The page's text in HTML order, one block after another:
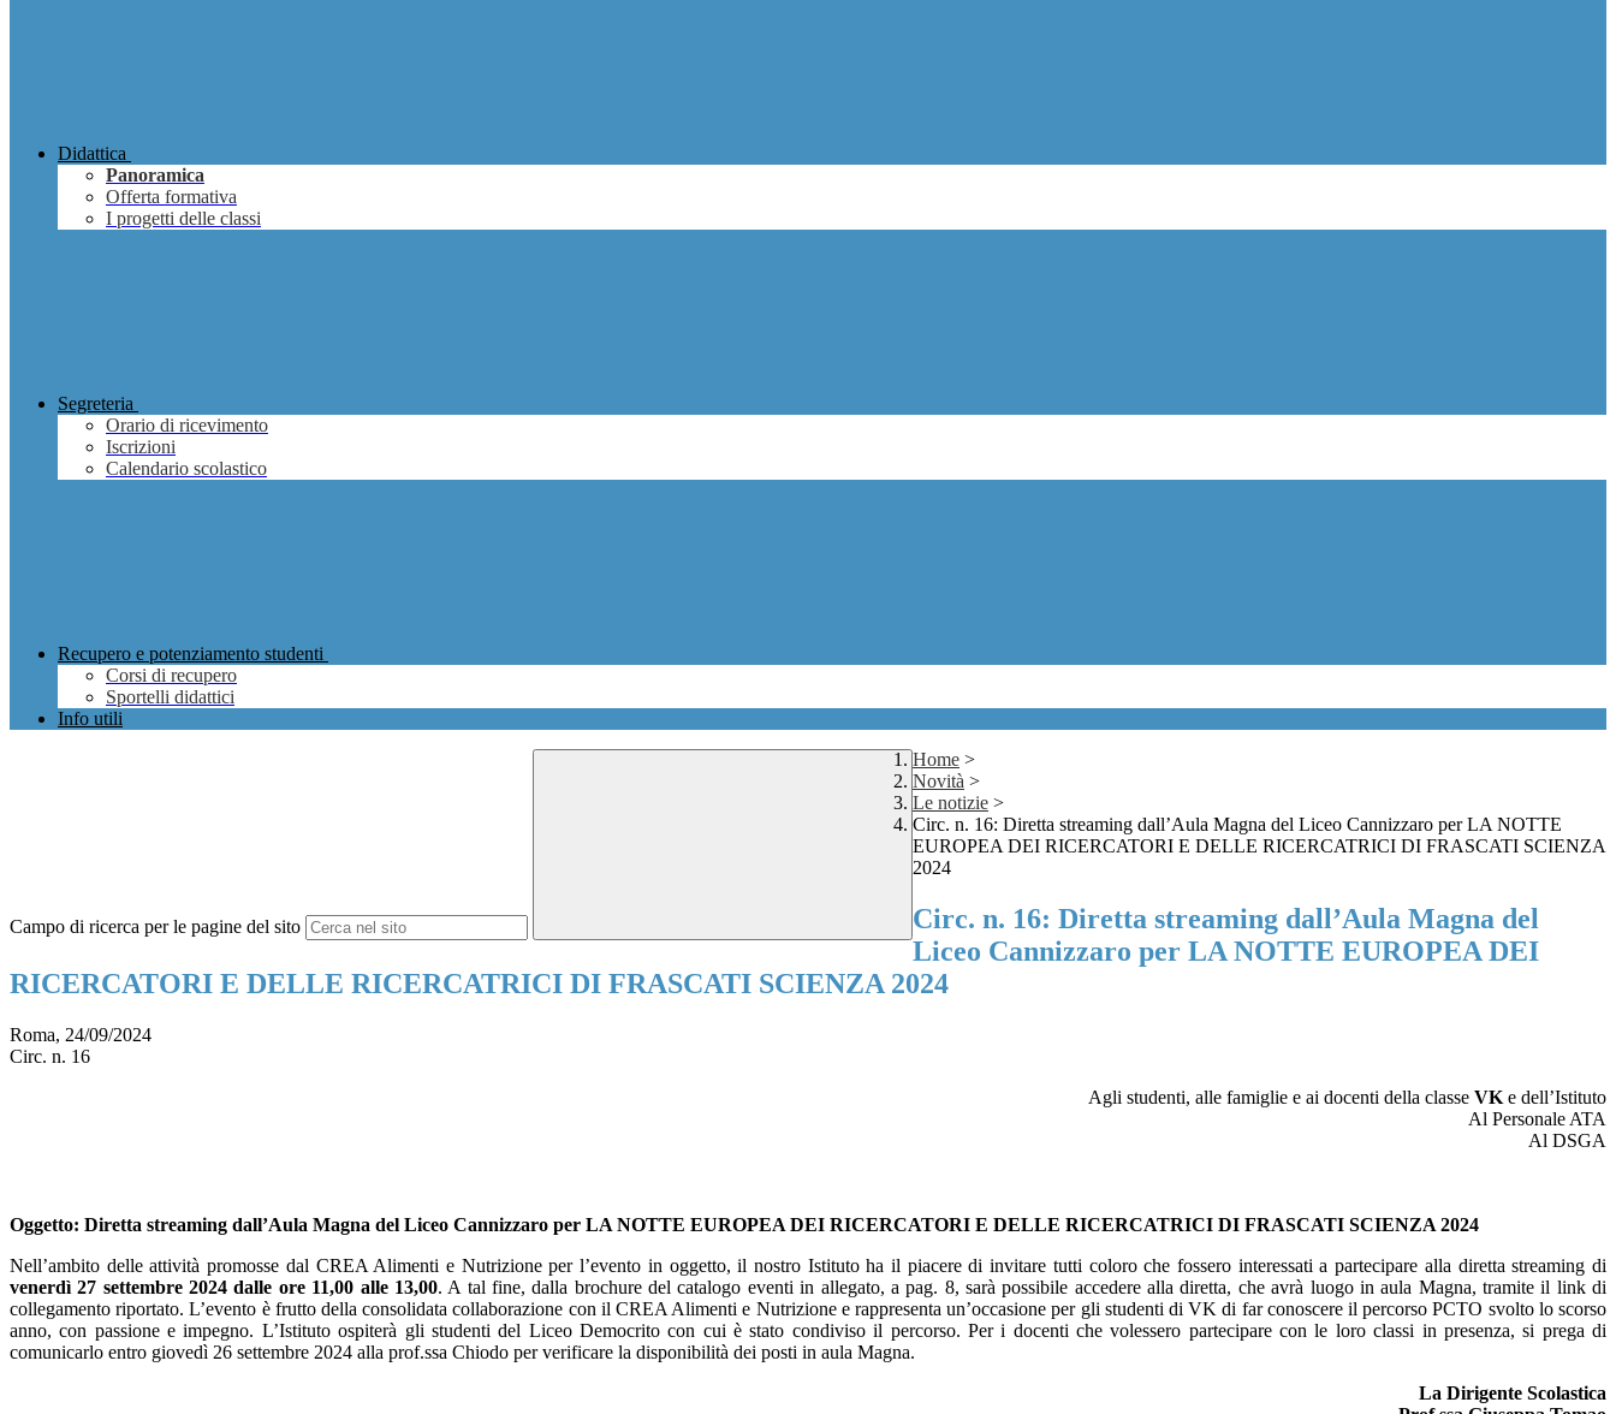
Didattica
Panoramica
Offerta formativa
I progetti delle classi
Segreteria
Orario di ricevimento
Iscrizioni
Calendario scolastico
Recupero e potenziamento studenti
Corsi di recupero
Sportelli didattici
Info utili
Campo di ricerca per le pagine del sito
Home >
Novità >
Le notizie >
Circ. n. 16: Diretta streaming dall’Aula Magna del Liceo Cannizzaro per LA NOTTE
EUROPEA DEI RICERCATORI E DELLE RICERCATRICI DI FRASCATI SCIENZA
2024
Circ. n. 16: Diretta streaming dall’Aula Magna del
Liceo Cannizzaro per LA NOTTE EUROPEA DEI
RICERCATORI E DELLE RICERCATRICI DI FRASCATI SCIENZA 2024
Roma, 24/09/2024
Circ. n. 16
Agli studenti, alle famiglie e ai docenti della classe VK e dell’Istituto
Al Personale ATA
Al DSGA
Oggetto: Diretta streaming dall’Aula Magna del Liceo Cannizzaro per LA NOTTE EUROPEA DEI RICERCATORI E DELLE RICERCATRICI DI FRASCATI SCIENZA 2024
Nell’ambito delle attività promosse dal CREA Alimenti e Nutrizione per l’evento in oggetto, il nostro Istituto ha il piacere di invitare tutti coloro che fossero interessati a partecipare alla diretta streaming di
venerdì 27 settembre 2024 dalle ore 11,00 alle 13,00. A tal fine, dalla brochure del catalogo eventi in allegato, a pag. 8, sarà possibile accedere alla diretta, che avrà luogo in aula Magna, tramite il link di
collegamento riportato. L’evento è frutto della consolidata collaborazione con il CREA Alimenti e Nutrizione e rappresenta un’occasione per gli studenti di VK di far conoscere il percorso PCTO svolto lo scorso
anno, con passione e impegno. L’Istituto ospiterà gli studenti del Liceo Democrito con cui è stato condiviso il percorso. Per i docenti che volessero partecipare con le loro classi in presenza, si prega di
comunicarlo entro giovedì 26 settembre 2024 alla prof.ssa Chiodo per verificare la disponibilità dei posti in aula Magna.
La Dirigente Scolastica